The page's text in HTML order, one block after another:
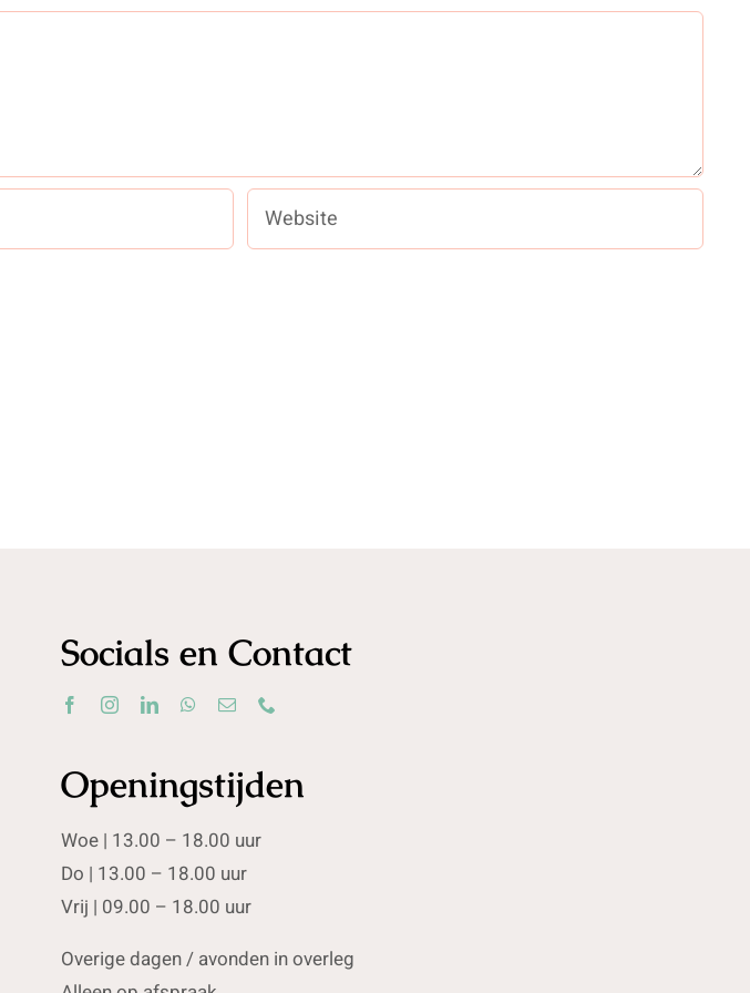
Socials en Contact
Openingstijden
Woe | 13.00 – 18.00 uur
Do | 13.00 – 18.00 uur
Vrij | 09.00 – 18.00 uur
Overige dagen / avonden in overleg